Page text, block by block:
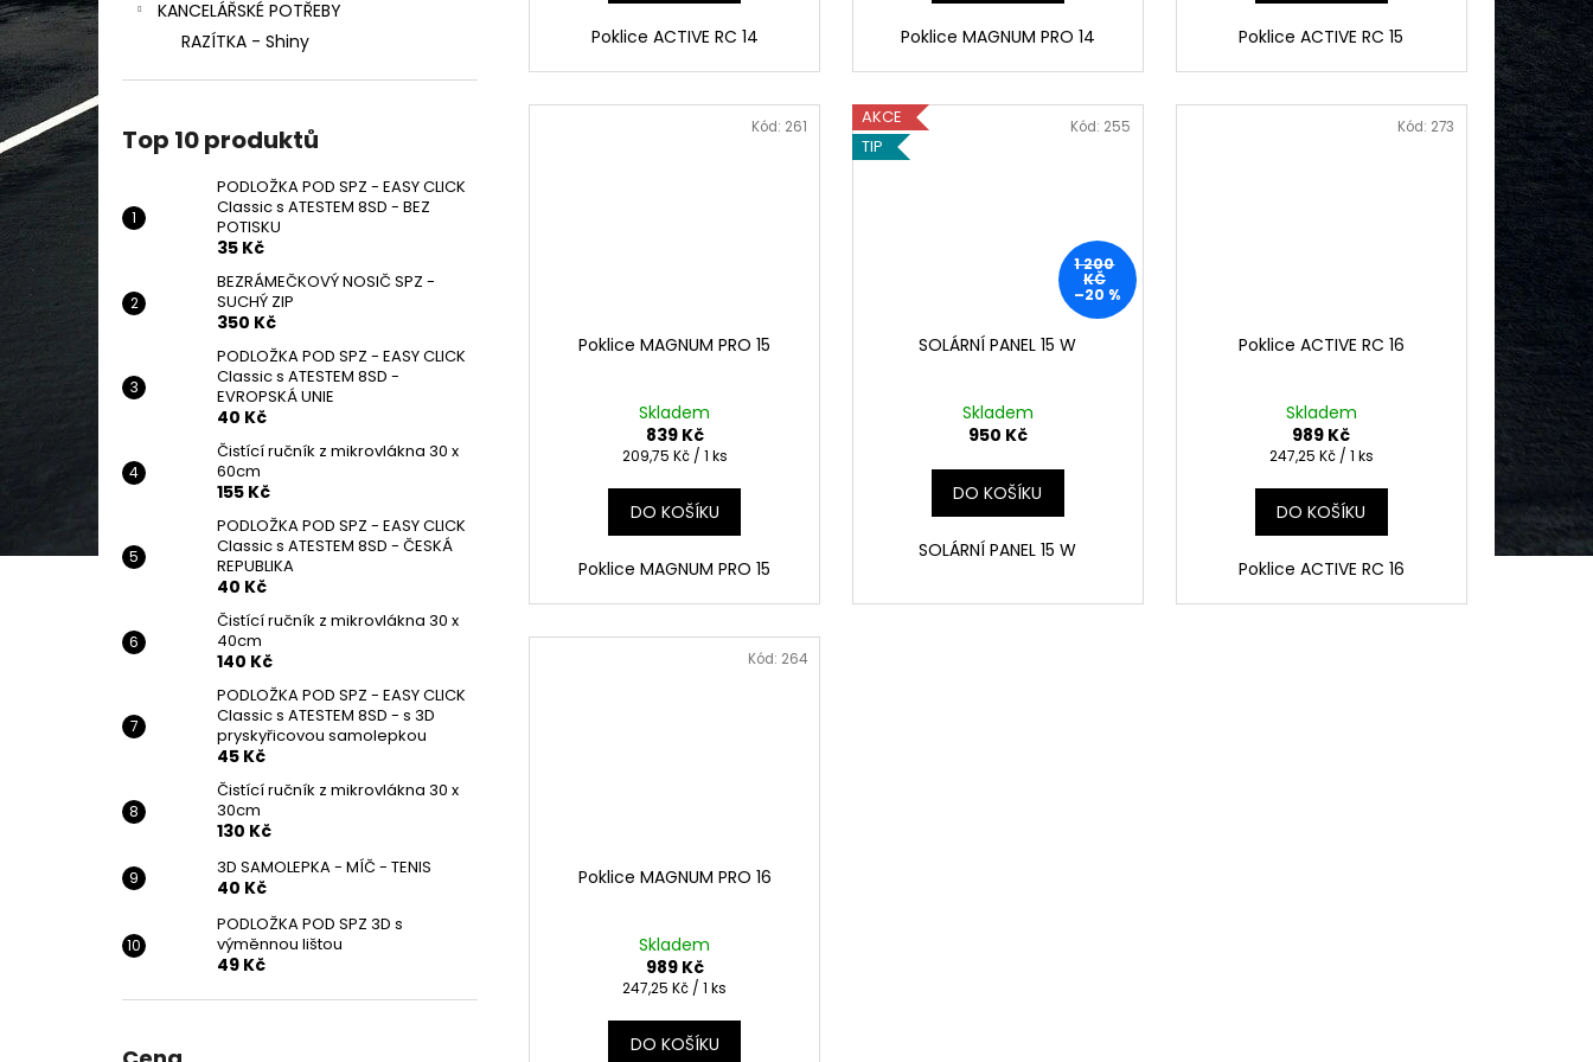
KANCELÁŘSKÉ POTŘEBY
RAZÍTKA - Shiny
Top 10 produktů
PODLOŽKA POD SPZ - EASY CLICK
Classic s ATESTEM 8SD - BEZ
POTISKU
35 Kč
BEZRÁMEČKOVÝ NOSIČ SPZ -
SUCHÝ ZIP
350 Kč
PODLOŽKA POD SPZ - EASY CLICK
Classic s ATESTEM 8SD -
EVROPSKÁ UNIE
40 Kč
Čistící ručník z mikrovlákna 30 x
60cm
155 Kč
PODLOŽKA POD SPZ - EASY CLICK
Classic s ATESTEM 8SD - ČESKÁ
REPUBLIKA
40 Kč
Čistící ručník z mikrovlákna 30 x
40cm
140 Kč
PODLOŽKA POD SPZ - EASY CLICK
Classic s ATESTEM 8SD - s 3D
pryskyřicovou samolepkou
45 Kč
Čistící ručník z mikrovlákna 30 x
30cm
130 Kč
3D SAMOLEPKA - MÍČ - TENIS
40 Kč
PODLOŽKA POD SPZ 3D s
výměnnou lištou
49 Kč
Poklice ACTIVE RC 14 Poklice MAGNUM PRO 14 Poklice ACTIVE RC 15
Poklice MAGNUM PRO 15
Skladem
839 Kč
Měrná
209,75 Kč / 1 ks
DO KOŠÍKU
Poklice MAGNUM PRO 15
Kód: 261
AKCE
TIP
1 200
KČ
–20 %
SOLÁRNÍ PANEL 15 W
Skladem
950 Kč
DO KOŠÍKU
SOLÁRNÍ PANEL 15 W
Kód: 255
Poklice ACTIVE RC 16
Skladem
989 Kč
Měrná
247,25 Kč / 1 ks
DO KOŠÍKU
Poklice ACTIVE RC 16
Kód: 273
Poklice MAGNUM PRO 16
Skladem
989 Kč
Měrná
247,25 Kč / 1 ks
DO KOŠÍKU
Kód: 264